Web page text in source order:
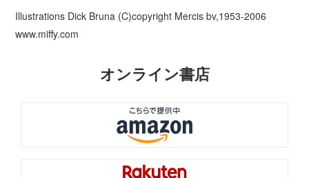
Illustrations Dick Bruna (C)copyright Mercis bv,1953-2006
www.miffy.com
オンライン書店